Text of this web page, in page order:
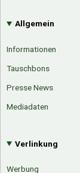
Allgemein
Informationen
Tauschbons
Presse News
Mediadaten
Verlinkung
Werbung